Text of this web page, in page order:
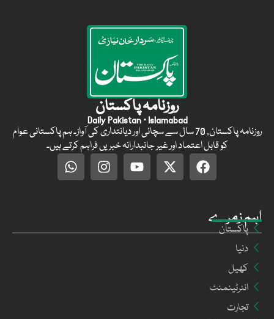
اہم زمرے
پاکستان
دنیا
کھیل
انٹرٹینمنٹ
تجارت
روزنامہ پاکستان
Daily Pakistan · Islamabad
روزنامہ پاکستان, 70 سال سے سچائی اور دیانتداری کی آواز۔ ہم پاکستانی عوام
کو قابل اعتماد اور غیر جانبدارانہ خبریں فراہم کرتے ہیں۔